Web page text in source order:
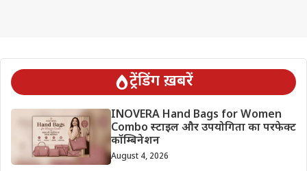
ट्रेंडिंग ख़बरें
INOVERA Hand Bags for Women
Combo स्टाइल और उपयोगिता का परफेक्ट
कॉम्बिनेशन
August 4, 2026